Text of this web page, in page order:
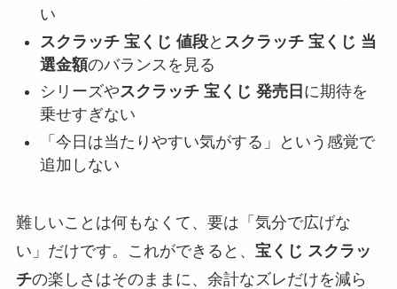
い
スクラッチ 宝くじ 値段と スクラッチ 宝くじ 当
選金額のバランスを見る
シリーズやスクラッチ 宝くじ 発売日 に期待を
乗せすぎない
「今日は当たりやすい気がする」という感覚で
追加しない
難しいことは何もなくて、要は「気分で広げな
い」だけです。これができると、 宝くじ スクラッ
チの楽しさはそのままに、余計なズレだけを減ら